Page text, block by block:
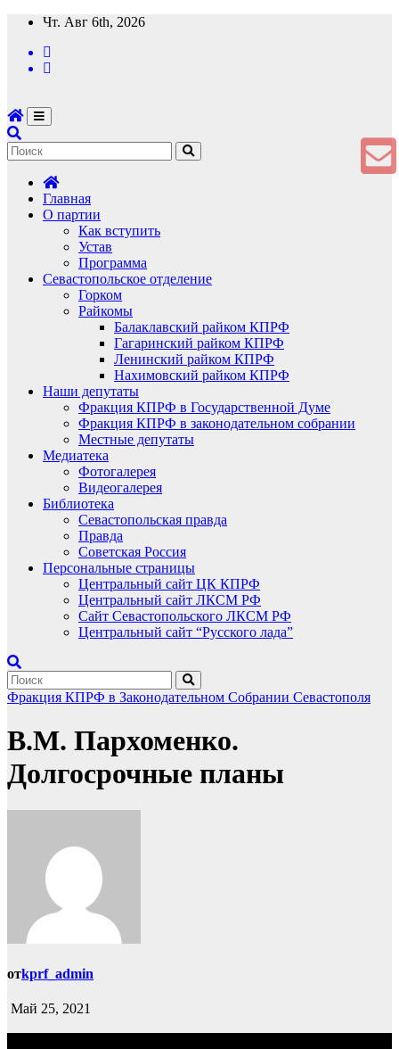
Перейти
содержимому
Чт. Авг 6th, 2026
Главная
О партии
Как вступить
Устав
Программа
Севастопольское отделение
Горком
Райкомы
Балаклавский райком КПРФ
Гагаринский райком КПРФ
Ленинский райком КПРФ
Нахимовский райком КПРФ
Наши депутаты
Фракция КПРФ в Государственной Думе
Фракция КПРФ в законодательном собрании
Местные депутаты
Медиатека
Фотогалерея
Видеогалерея
Библиотека
Севастопольская правда
Правда
Советская Россия
Персональные страницы
Центральный сайт ЦК КПРФ
Центральный сайт ЛКСМ РФ
Сайт Севастопольского ЛКСМ РФ
Центральный сайт “Русского лада”
Фракция КПРФ в Законодательном Собрании Севастополя
В.М. Пархоменко.
Долгосрочные планы
отkprf_admin
Май 25, 2021